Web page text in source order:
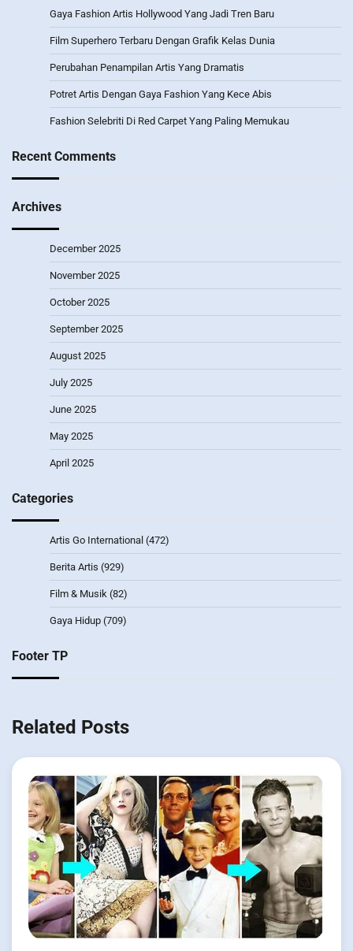
Gaya Fashion Artis Hollywood Yang Jadi Tren Baru
Film Superhero Terbaru Dengan Grafik Kelas Dunia
Perubahan Penampilan Artis Yang Dramatis
Potret Artis Dengan Gaya Fashion Yang Kece Abis
Fashion Selebriti Di Red Carpet Yang Paling Memukau
Recent Comments
Archives
December 2025
November 2025
October 2025
September 2025
August 2025
July 2025
June 2025
May 2025
April 2025
Categories
Artis Go International (472)
Berita Artis (929)
Film & Musik (82)
Gaya Hidup (709)
Footer TP
Related Posts